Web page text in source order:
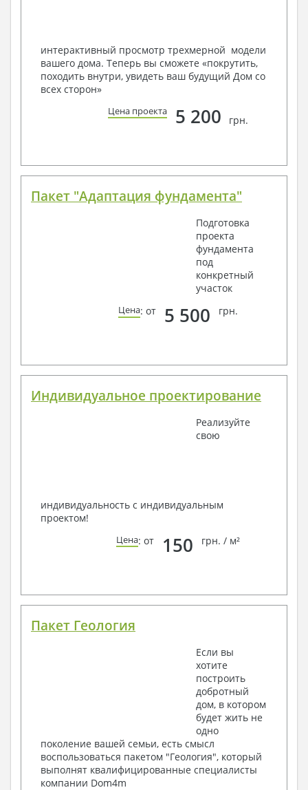
условий, за дополнительную плату.
Получить профессиональную консультацию у
наших специалистов, Вы можете любым
способом связи: закажите обратный звонок,
по viber, e-mail, телефон -
интерактивный просмотр трехмерной модели
вашего дома. Теперь вы сможете «покрутить,
походить внутри, увидеть ваш будущий Дом со
всех сторон»
Цена проекта 5 200 грн.
Пакет "Адаптация фундамента"
Подготовка
проекта
фундамента
под
конкретный
участок
Цена: от 5 500 грн.
Индивидуальное проектирование
Реализуйте
свою
индивидуальность с индивидуальным
проектом!
Цена: от 150 грн. / м²
Пакет Геология
Если вы
хотите
построить
добротный
дом, в котором
будет жить не
одно
поколение вашей семьи, есть смысл
воспользоваться пакетом "Геология", который
выполнят квалифицированные специалисты
компании Dom4m